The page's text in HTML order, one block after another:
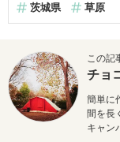
茨城県
草原
この記
チョ
簡単に
間を長
キャン